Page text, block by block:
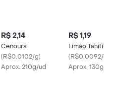
R$ 2,14
Cenoura
(R$0.0102/g)
Aprox. 210g/ud
R$ 1,19
Limão Tahiti
(R$0.0092/g
Aprox. 130g/ud